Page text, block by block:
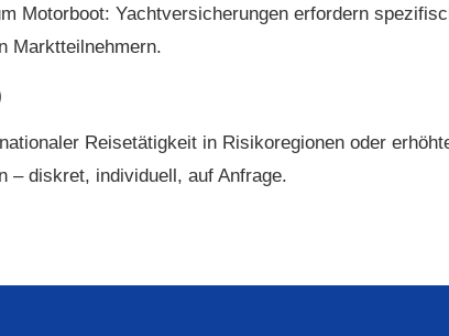
Motorboot: Yachtversicherungen erfordern
Marktteilnehmern.
Reisetätigkeit in Risikoregionen oder
– diskret, individuell, auf Anfrage.